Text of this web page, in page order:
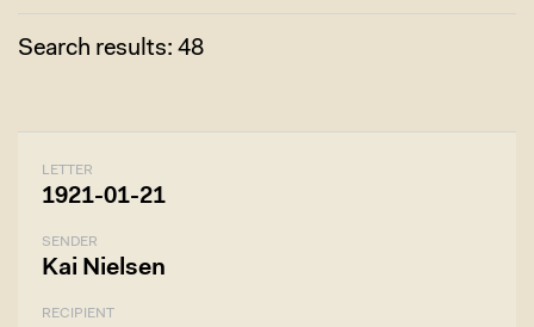
Search results: 48
LETTER
1921-01-21
SENDER
Kai Nielsen
RECIPIENT